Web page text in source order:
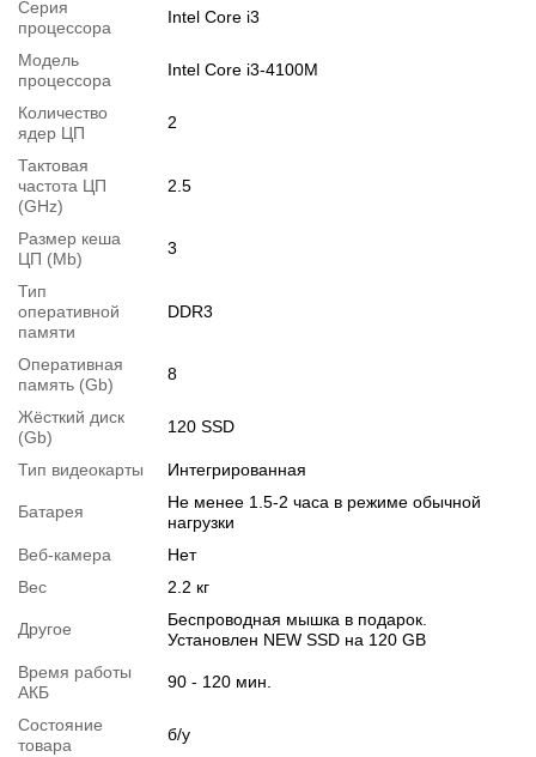
Вес:2.2 кг
чистый; на корпусе могут быть следы обычного
использования)
Комплектация:
клавиатуру
Операционная система:
Беспроводная мышка в подарок. Установлен NEW SSD на 120
Возможна модификация:
1.Увеличение объёма RAM
2.Увеличение размера HDD
Вы можете расширить срок гарантии на
Возможна также комплектациякабелями,клавиатурой
Для этого добавьте в корзину соответствующую позицию с
Спецификация, тесты и технические отчеты
Спецификация процессора:Intel Core i3-4100M
Тестирование процессора:
Серия
процессора
Intel Core i3
Модель
процессора
Intel Core i3-4100M
Количество
ядер ЦП
2
Тактовая
частота ЦП
(GHz)
2.5
Размер кеша
ЦП (Mb)
3
Тип
оперативной
памяти
DDR3
Оперативная
память (Gb)
8
Жёсткий диск
(Gb)
120 SSD
Тип видеокарты Интегрированная
Батарея
Не менее 1.5-2 часа в режиме обычной
нагрузки
Веб-камера
Нет
Вес
2.2 кг
Другое
Беспроводная мышка в подарок.
Установлен NEW SSD на 120 GB
Время работы
АКБ
90 - 120 мин.
Состояние
товара
б/у